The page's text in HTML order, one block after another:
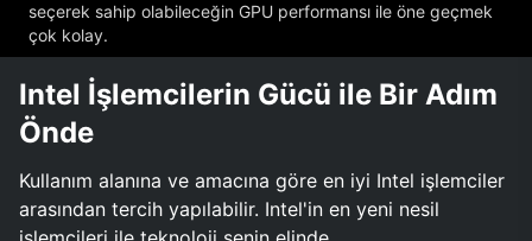
seçerek sahip olabileceğin GPU performansı ile öne geçmek
çok kolay.
Intel İşlemcilerin Gücü ile Bir Adım
Önde
Kullanım alanına ve amacına göre en iyi Intel işlemciler
arasından tercih yapılabilir. Intel'in en yeni nesil